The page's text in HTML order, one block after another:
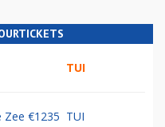
TUI
Zee €1235 TUI